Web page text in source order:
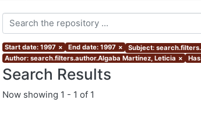
Start date: 1997 × End date: 1997 × Subject:
Author: search.filters.author.Algaba Martínez, Leticia ×
Search Results
Now showing 1 - 1 of 1